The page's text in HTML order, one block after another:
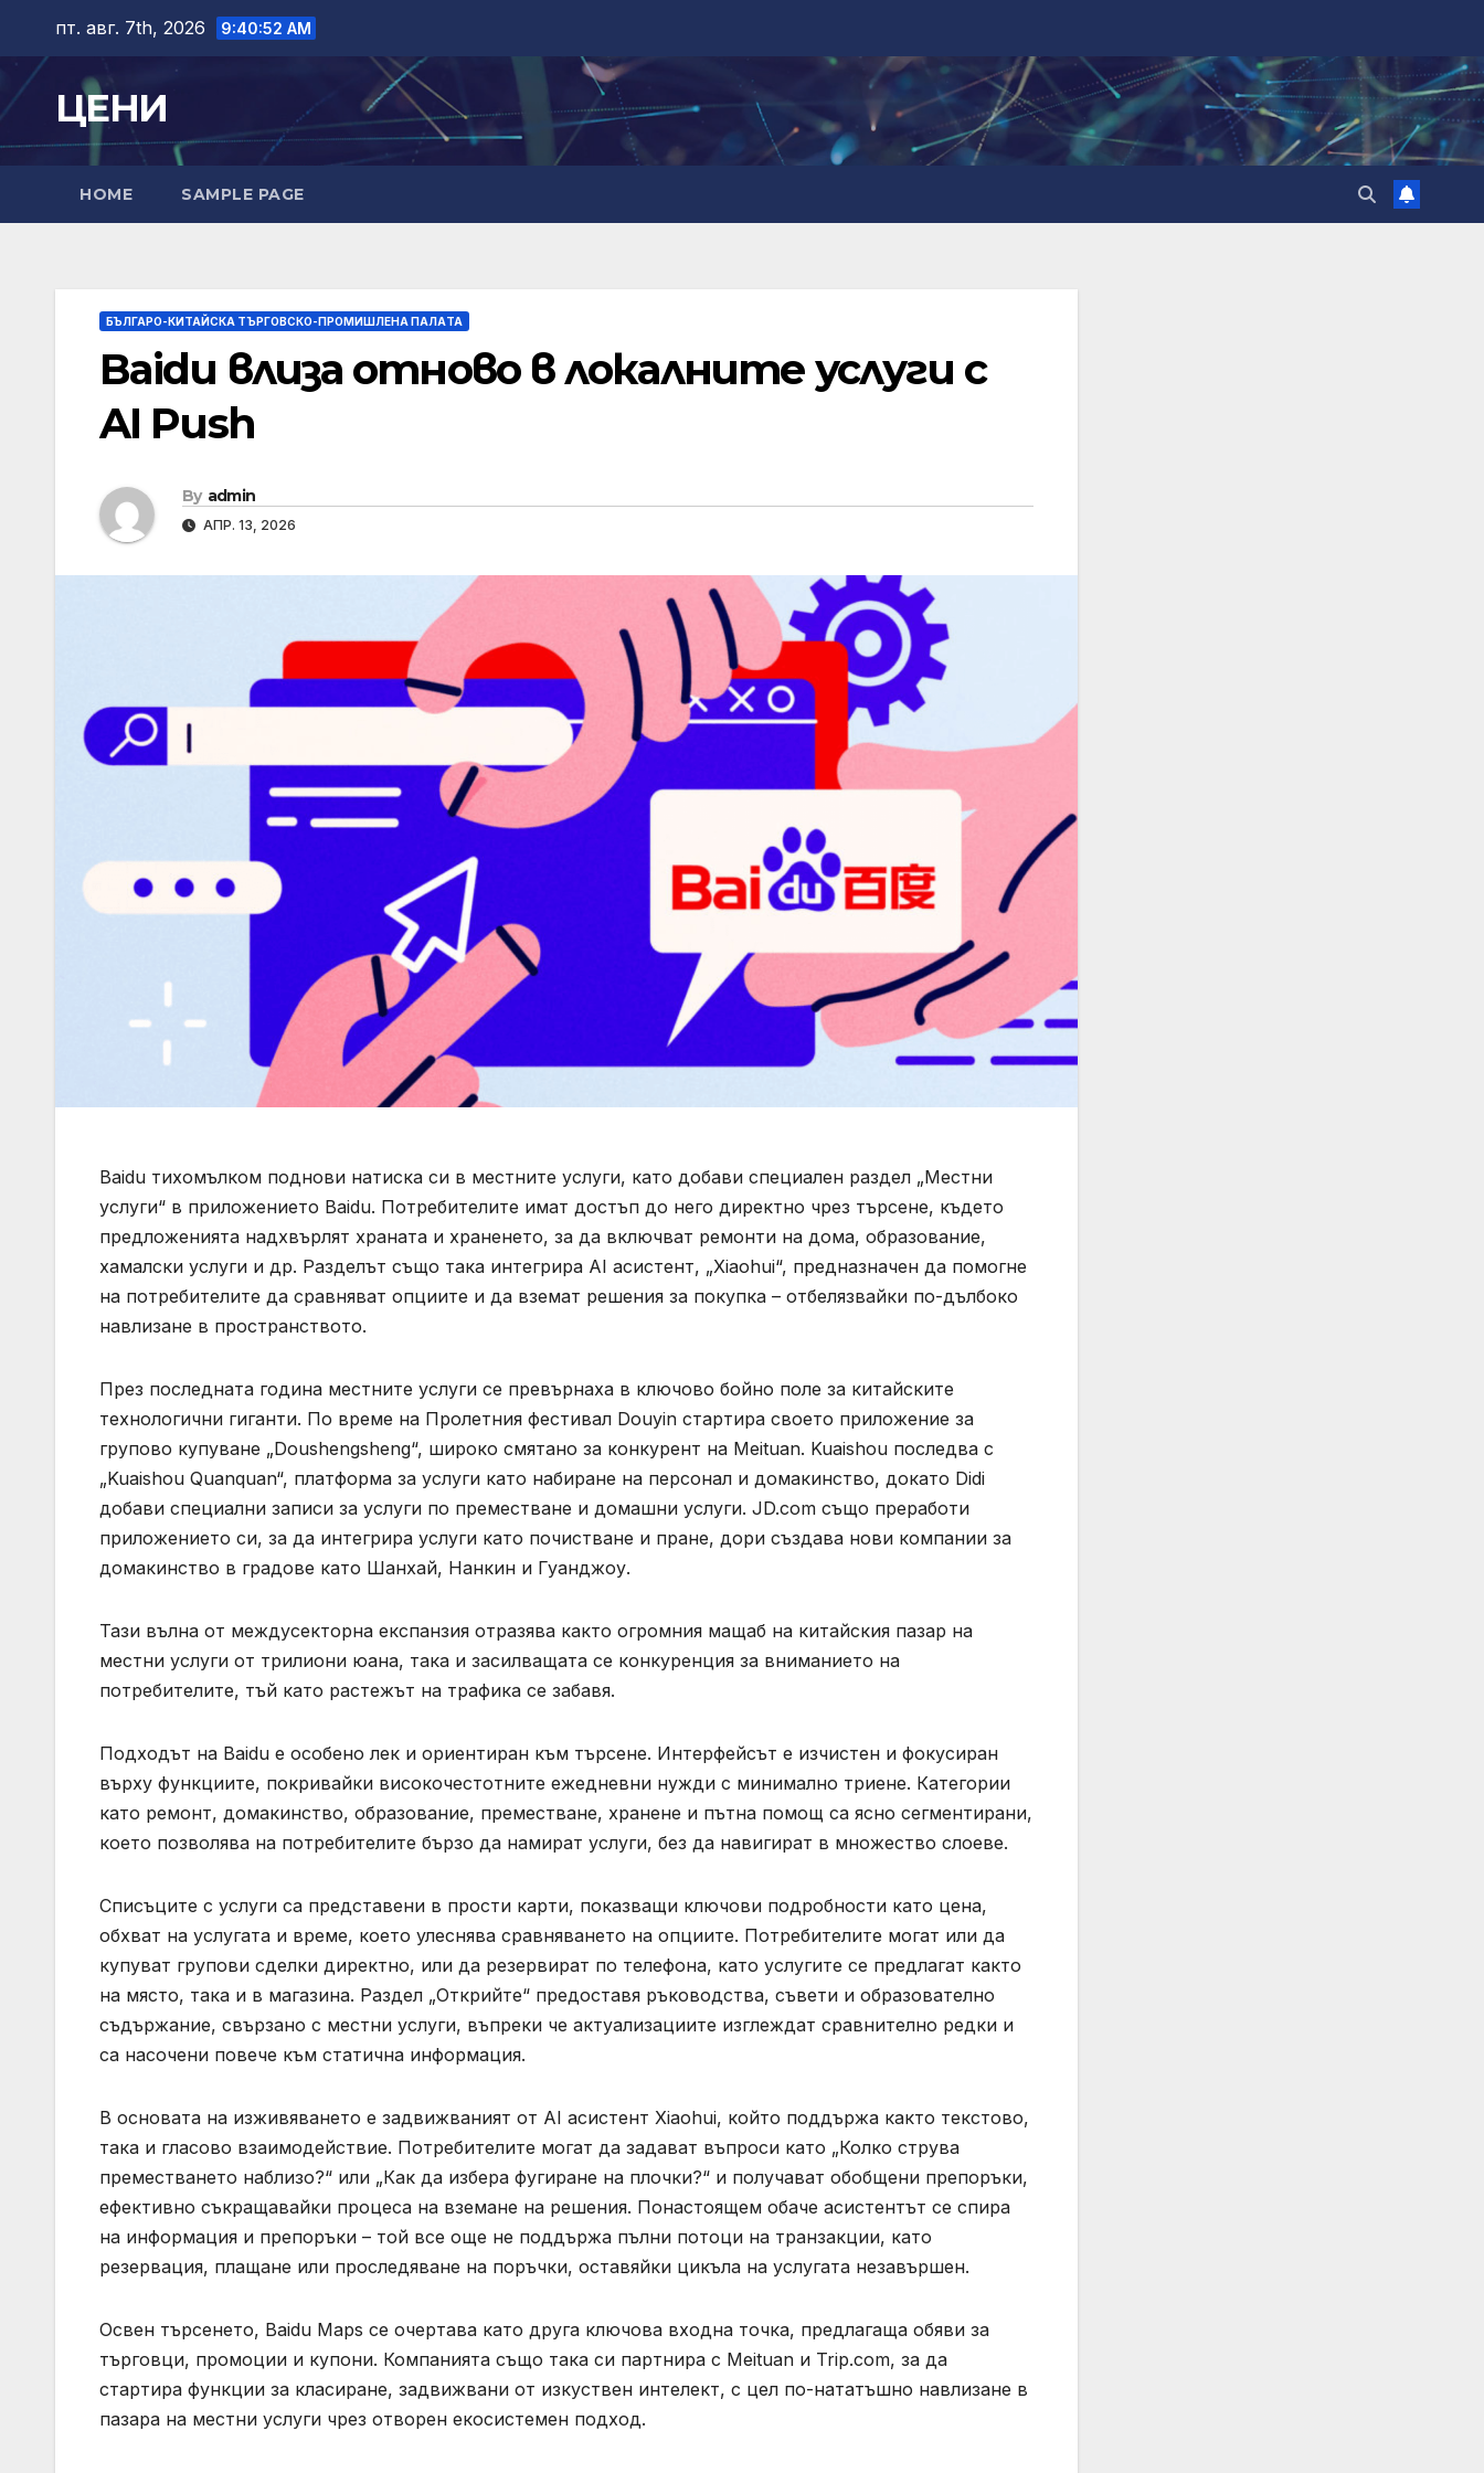
content
пт. авг. 7th, 2026 9:40:53 AM
ЦЕНИ
HOME SAMPLE PAGE
БЪЛГАРО-КИТАЙСКА ТЪРГОВСКО-ПРОМИШЛЕНА ПАЛAТА
Baidu влиза отново в локалните услуги с
AI Push
By admin
АПР. 13, 2026
Baidu тихомълком поднови натиска си в местните услуги, като добави специален раздел „Местни
услуги“ в приложението Baidu. Потребителите имат достъп до него директно чрез търсене, където
предложенията надхвърлят храната и храненето, за да включват ремонти на дома, образование,
хамалски услуги и др. Разделът също така интегрира AI асистент, „Xiaohui“, предназначен да помогне
на потребителите да сравняват опциите и да вземат решения за покупка – отбелязвайки по-дълбоко
навлизане в пространството.
През последната година местните услуги се превърнаха в ключово бойно поле за китайските
технологични гиганти. По време на Пролетния фестивал Douyin стартира своето приложение за
групово купуване „Doushengsheng“, широко смятано за конкурент на Meituan. Kuaishou последва с
„Kuaishou Quanquan“, платформа за услуги като набиране на персонал и домакинство, докато Didi
добави специални записи за услуги по преместване и домашни услуги. JD.com също преработи
приложението си, за да интегрира услуги като почистване и пране, дори създава нови компании за
домакинство в градове като Шанхай, Нанкин и Гуанджоу.
Тази вълна от междусекторна експанзия отразява както огромния мащаб на китайския пазар на
местни услуги от трилиони юана, така и засилващата се конкуренция за вниманието на
потребителите, тъй като растежът на трафика се забавя.
Подходът на Baidu е особено лек и ориентиран към търсене. Интерфейсът е изчистен и фокусиран
върху функциите, покривайки високочестотните ежедневни нужди с минимално триене. Категории
като ремонт, домакинство, образование, преместване, хранене и пътна помощ са ясно сегментирани,
което позволява на потребителите бързо да намират услуги, без да навигират в множество слоеве.
Списъците с услуги са представени в прости карти, показващи ключови подробности като цена,
обхват на услугата и време, което улеснява сравняването на опциите. Потребителите могат или да
купуват групови сделки директно, или да резервират по телефона, като услугите се предлагат както
на място, така и в магазина. Раздел „Открийте“ предоставя ръководства, съвети и образователно
съдържание, свързано с местни услуги, въпреки че актуализациите изглеждат сравнително редки и
са насочени повече към статична информация.
В основата на изживяването е задвижваният от AI асистент Xiaohui, който поддържа както текстово,
така и гласово взаимодействие. Потребителите могат да задават въпроси като „Колко струва
преместването наблизо?“ или „Как да избера фугиране на плочки?“ и получават обобщени препоръки,
ефективно съкращавайки процеса на вземане на решения. Понастоящем обаче асистентът се спира
на информация и препоръки – той все още не поддържа пълни потоци на транзакции, като
резервация, плащане или проследяване на поръчки, оставяйки цикъла на услугата незавършен.
Освен търсенето, Baidu Maps се очертава като друга ключова входна точка, предлагаща обяви за
търговци, промоции и купони. Компанията също така си партнира с Meituan и Trip.com, за да
стартира функции за класиране, задвижвани от изкуствен интелект, с цел по-нататъшно навлизане в
пазара на местни услуги чрез отворен екосистемен подход.